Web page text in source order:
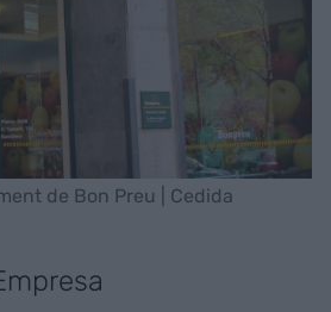
de Bon Preu | Cedida